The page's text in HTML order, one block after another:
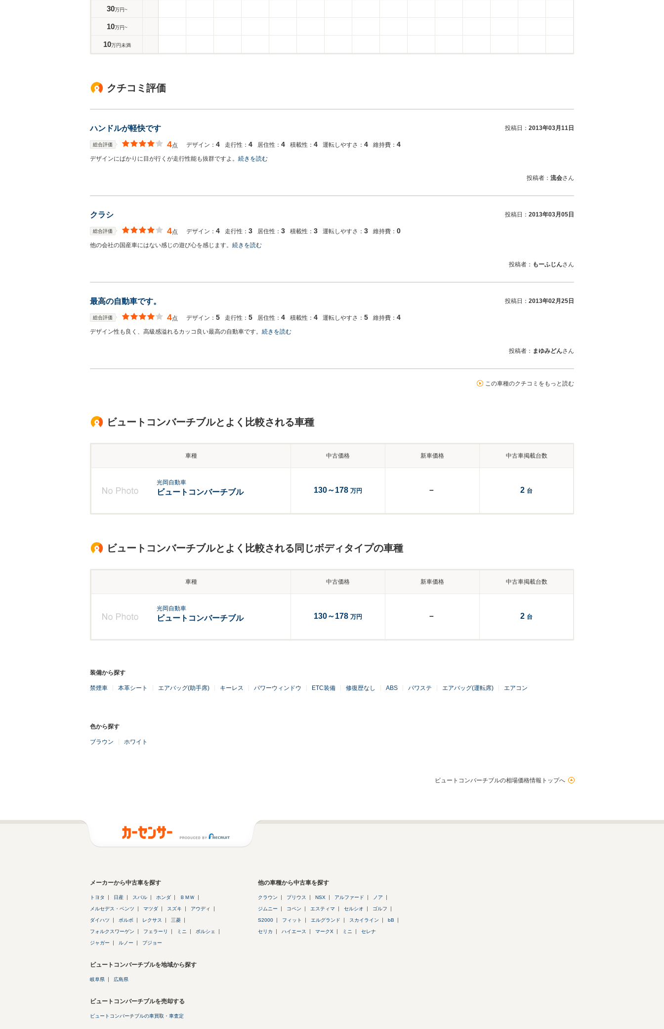
30万円~
10万円~
10万円未満
クチコミ評価
ハンドルが軽快です 投稿日： 2013年03月11日
総合評価 4点 デザイン： 4 走行性： 4 居住性： 4 積載性： 4 運転しやすさ： 4 維持費： 4
デザインにばかりに目が行くが走行性能も抜群ですよ。 続きを読む
投稿者： 流会さん
クラシ 投稿日： 2013年03月05日
総合評価 4点 デザイン： 4 走行性： 3 居住性： 3 積載性： 3 運転しやすさ： 3 維持費： 0
他の会社の国産車にはない感じの遊び心を感じます。 続きを読む
投稿者： もーふじんさん
最高の自動車です。 投稿日： 2013年02月25日
総合評価 4点 デザイン： 5 走行性： 5 居住性： 4 積載性： 4 運転しやすさ： 5 維持費： 4
デザイン性も良く、高級感溢れるカッコ良い最高の自動車です。 続きを読む
投稿者： まゆみどんさん
この車種のクチコミをもっと読む
ビュートコンバーチブルとよく比較される車種
車種 中古価格 新車価格 中古車掲載台数
光岡自動車
ビュートコンバーチブル 130～178 万円 － 2 台
ビュートコンバーチブルとよく比較される同じボディタイプの車種
車種 中古価格 新車価格 中古車掲載台数
光岡自動車
ビュートコンバーチブル 130～178 万円 － 2 台
装備から探す
禁煙車 本革シート エアバッグ(助手席) キーレス パワーウィンドウ ETC装備 修復歴なし ABS パワステ エアバッグ(運転席) エアコン
色から探す
ブラウン ホワイト
ビュートコンバーチブルの相場価格情報トップへ
メーカーから中古車を探す
トヨタ 日産 スバル ホンダ ＢＭＷ
メルセデス・ベンツ マツダ スズキ アウディ
ダイハツ ボルボ レクサス 三菱
フォルクスワーゲン フェラーリ ミニ ポルシェ
ジャガー ルノー プジョー
他の車種から中古車を探す
クラウン プリウス NSX アルファード ノア
ジムニー コペン エスティマ セルシオ ゴルフ
S2000 フィット エルグランド スカイライン bB
セリカ ハイエース マークX ミニ セレナ
ビュートコンバーチブルを地域から探す
岐阜県 広島県
ビュートコンバーチブルを売却する
ビュートコンバーチブルの車買取・車査定